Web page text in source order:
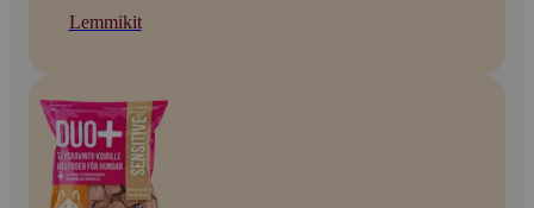
Lemmikit